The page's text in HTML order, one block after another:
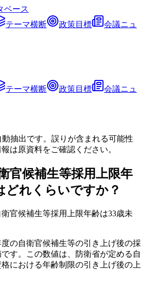
ベース
テーマ横断 政策目標
会議ニュ
テーマ横断 政策目標
会議ニュ
抽出です。誤りが含まれる可能性
は原資料をご確認ください。
官候補生等採用上限年
どれくらいですか？
官候補生等採用上限年齢は33歳未
度の自衛官候補生等の引き上げ後の採
す。この数値は、防衛省が定める自
における年齢制限の引き上げ後の上